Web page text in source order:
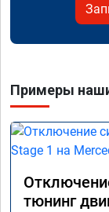
Примеры
тюнинг